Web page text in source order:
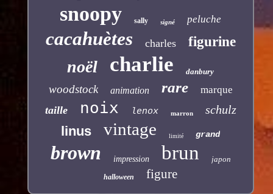
snoopy sally signé peluche
cacahuètes charles figurine
noël charlie danbury
woodstock animation rare marque
taille noix lenox marron schulz
linus vintage limité grand
brown impression brun japon
halloween figure